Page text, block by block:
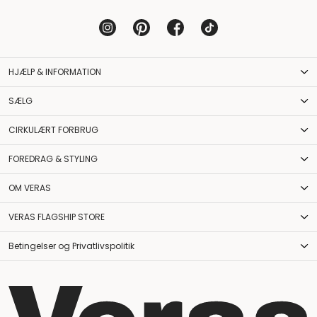
HJÆLP & INFORMATION
SÆLG
CIRKULÆRT FORBRUG
FOREDRAG & STYLING
OM VERAS
VERAS FLAGSHIP STORE
Betingelser og Privatlivspolitik